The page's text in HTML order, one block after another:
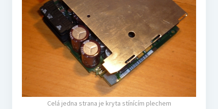
Celá jedna strana je kryta stínícím plechem